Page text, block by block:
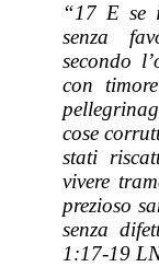
“17 E se
senza
secondo
con
cose
stati
vivere
prezioso
senza
1:17-19